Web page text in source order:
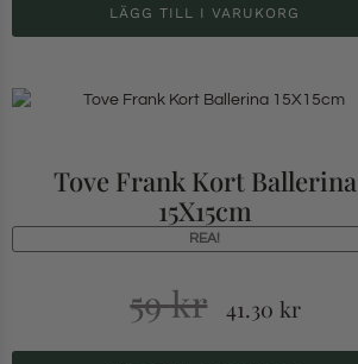
LÄGG TILL I VARUKORG
Tove Frank Kort Ballerina
15X15cm
REA!
59kr 41.30 kr